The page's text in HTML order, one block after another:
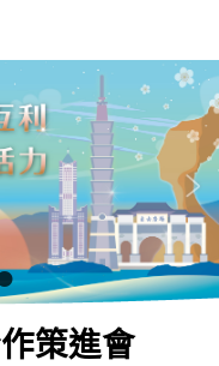
策進會